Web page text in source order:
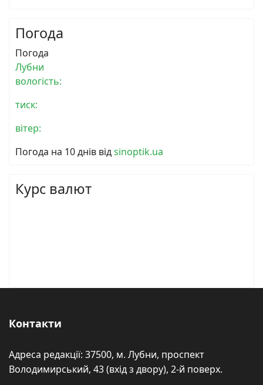
Погода
Погода
Лубни
вологість:
тиск:
вітер:
Погода на 10 днів відsinoptik.ua
Курс валют
Контакти
Адреса редакції: 37500, м. Лубни, проспект
Володимирський, 43 (вхід з двору), 2-й поверх.